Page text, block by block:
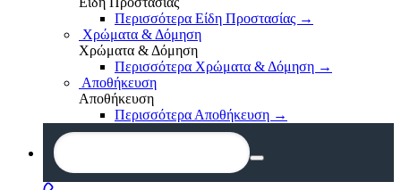
Περισσότερα Είδη Προστασίας →
Χρώματα & Δόμηση
Χρώματα & Δόμηση
Περισσότερα Χρώματα & Δόμηση →
Αποθήκευση
Αποθήκευση
Περισσότερα Αποθήκευση →